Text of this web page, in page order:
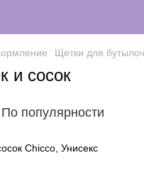
Щетки для
и сосок
По популярности